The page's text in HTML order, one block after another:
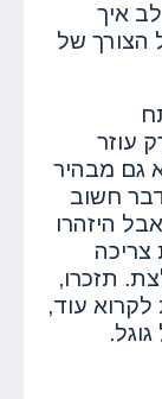
איך
הצורך של
עוזר
גם מבהיר
חשוב
היזהרו
תזכרו,
עוד,